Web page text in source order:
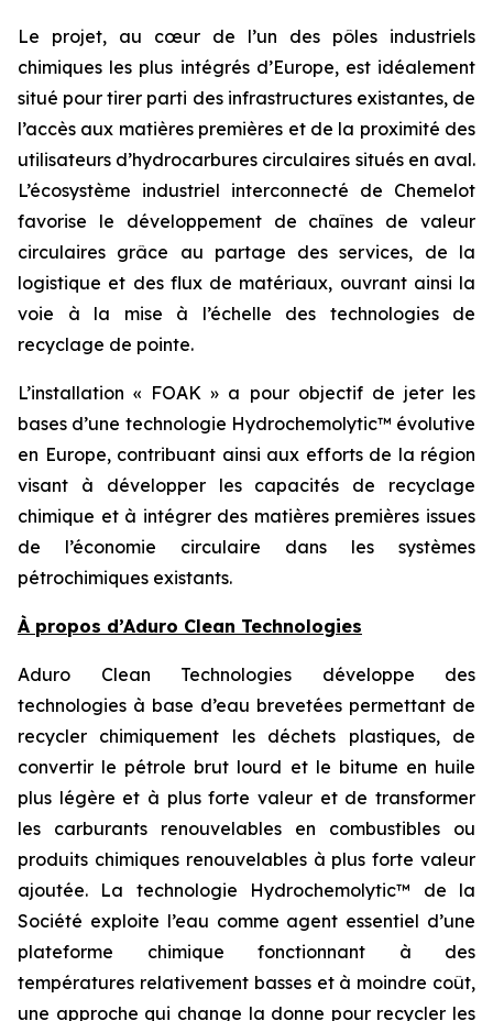
Le projet, au cœur de l’un des pôles industriels
chimiques les plus intégrés d’Europe, est idéalement
situé pour tirer parti des infrastructures existantes, de
l’accès aux matières premières et de la proximité des
utilisateurs d’hydrocarbures circulaires situés en aval.
L’écosystème industriel interconnecté de Chemelot
favorise le développement de chaînes de valeur
circulaires grâce au partage des services, de la
logistique et des flux de matériaux, ouvrant ainsi la
voie à la mise à l’échelle des technologies de
recyclage de pointe.
L’installation « FOAK » a pour objectif de jeter les
bases d’une technologie Hydrochemolytic™ évolutive
en Europe, contribuant ainsi aux efforts de la région
visant à développer les capacités de recyclage
chimique et à intégrer des matières premières issues
de l’économie circulaire dans les systèmes
pétrochimiques existants.
À propos d’Aduro Clean Technologies
Aduro Clean Technologies développe des
technologies à base d’eau brevetées permettant de
recycler chimiquement les déchets plastiques, de
convertir le pétrole brut lourd et le bitume en huile
plus légère et à plus forte valeur et de transformer
les carburants renouvelables en combustibles ou
produits chimiques renouvelables à plus forte valeur
ajoutée. La technologie Hydrochemolytic™ de la
Société exploite l’eau comme agent essentiel d’une
plateforme chimique fonctionnant à des
températures relativement basses et à moindre coût,
une approche qui change la donne pour recycler les